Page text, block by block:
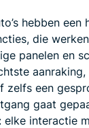
hebben een
die
panelen en
aanraking,
zelfs een
gaat
elke interactie